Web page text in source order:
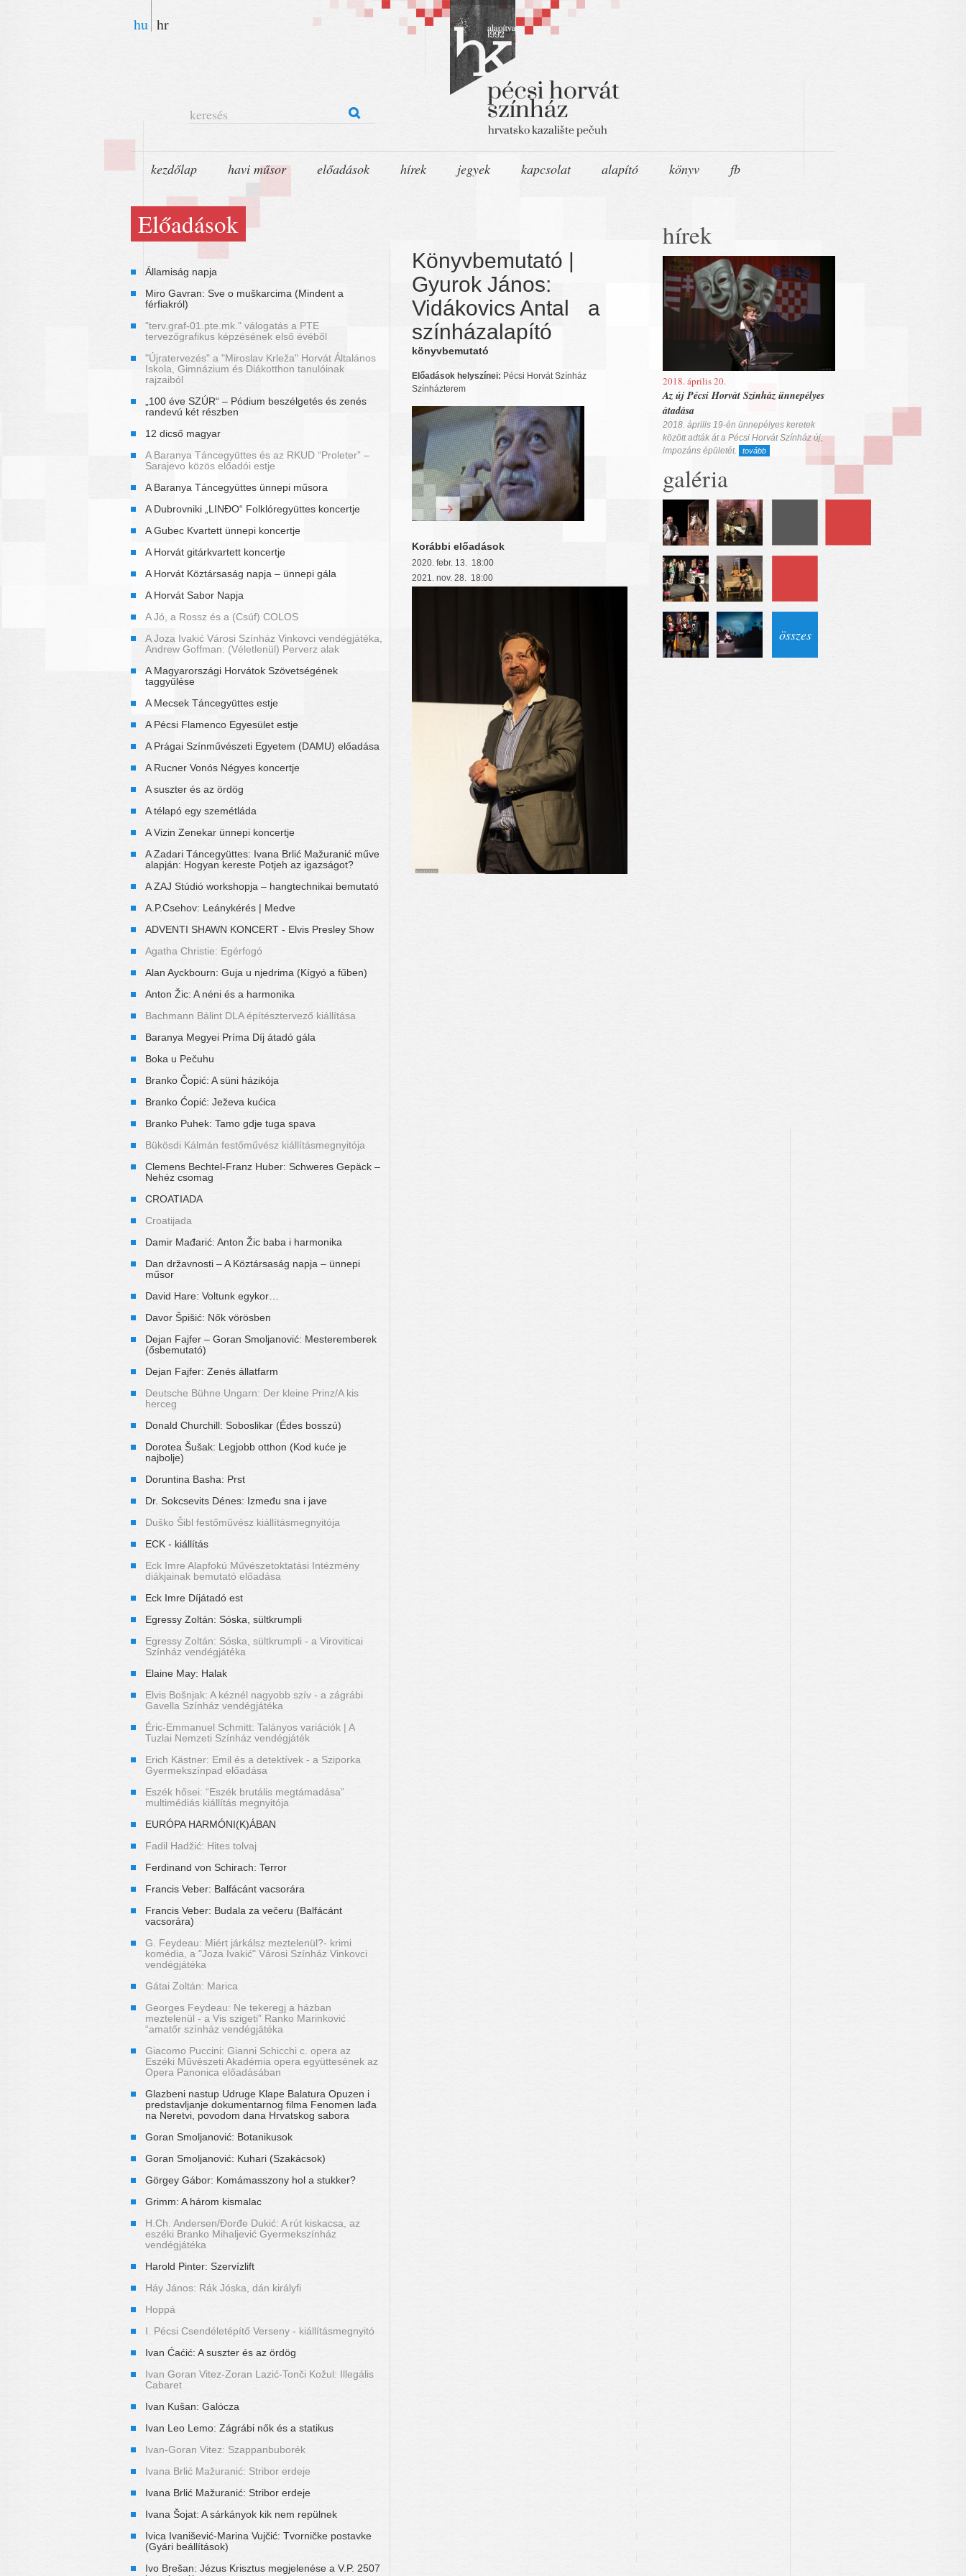
hu hr
keresés
kezdőlap havi műsor előadások hírek jegyek kapcsolat alapító könyv fb
Előadások
Államiság napja
Miro Gavran: Sve o muškarcima (Mindent a
férfiakról)
"terv.graf-01.pte.mk." válogatás a PTE
tervezőgrafikus képzésének első évéből
"Újratervezés" a "Miroslav Krleža" Horvát Általános
Iskola, Gimnázium és Diákotthon tanulóinak
rajzaiból
„100 éve SZÚR“ – Pódium beszélgetés és zenés
randevú két részben
12 dicső magyar
A Baranya Táncegyüttes és az RKUD “Proleter” –
Sarajevo közös előadói estje
A Baranya Táncegyüttes ünnepi műsora
A Dubrovniki „LINĐO“ Folklóregyüttes koncertje
A Gubec Kvartett ünnepi koncertje
A Horvát gitárkvartett koncertje
A Horvát Köztársaság napja – ünnepi gála
A Horvát Sabor Napja
A Jó, a Rossz és a (Csúf) COLOS
A Joza Ivakić Városi Színház Vinkovci vendégjátéka,
Andrew Goffman: (Véletlenül) Perverz alak
A Magyarországi Horvátok Szövetségének
taggyűlése
A Mecsek Táncegyüttes estje
A Pécsi Flamenco Egyesület estje
A Prágai Színművészeti Egyetem (DAMU) előadása
A Rucner Vonós Négyes koncertje
A suszter és az ördög
A télapó egy szemétláda
A Vizin Zenekar ünnepi koncertje
A Zadari Táncegyüttes: Ivana Brlić Mažuranić műve
alapján: Hogyan kereste Potjeh az igazságot?
A ZAJ Stúdió workshopja – hangtechnikai bemutató
A.P.Csehov: Leánykérés | Medve
ADVENTI SHAWN KONCERT - Elvis Presley Show
Agatha Christie: Egérfogó
Alan Ayckbourn: Guja u njedrima (Kígyó a fűben)
Anton Žic: A néni és a harmonika
Bachmann Bálint DLA építésztervező kiállítása
Baranya Megyei Príma Díj átadó gála
Boka u Pečuhu
Branko Čopić: A süni házikója
Branko Ćopić: Ježeva kućica
Branko Puhek: Tamo gdje tuga spava
Bükösdi Kálmán festőművész kiállításmegnyitója
Clemens Bechtel-Franz Huber: Schweres Gepäck –
Nehéz csomag
CROATIADA
Croatijada
Damir Mađarić: Anton Žic baba i harmonika
Dan državnosti – A Köztársaság napja – ünnepi
műsor
David Hare: Voltunk egykor…
Davor Špišić: Nők vörösben
Dejan Fajfer – Goran Smoljanović: Mesteremberek
(ősbemutató)
Dejan Fajfer: Zenés állatfarm
Deutsche Bühne Ungarn: Der kleine Prinz/A kis
herceg
Donald Churchill: Soboslikar (Édes bosszú)
Dorotea Šušak: Legjobb otthon (Kod kuće je
najbolje)
Doruntina Basha: Prst
Dr. Sokcsevits Dénes: Između sna i jave
Duško Šibl festőművész kiállításmegnyitója
ECK - kiállítás
Eck Imre Alapfokú Művészetoktatási Intézmény
diákjainak bemutató előadása
Eck Imre Díjátadó est
Egressy Zoltán: Sóska, sültkrumpli
Egressy Zoltán: Sóska, sültkrumpli - a Viroviticai
Színház vendégjátéka
Elaine May: Halak
Elvis Bošnjak: A kéznél nagyobb szív - a zágrábi
Gavella Színház vendégjátéka
Éric-Emmanuel Schmitt: Talányos variációk | A
Tuzlai Nemzeti Színház vendégjáték
Erich Kästner: Emil és a detektívek - a Sziporka
Gyermekszínpad előadása
Eszék hősei: “Eszék brutális megtámadása”
multimédiás kiállítás megnyitója
EURÓPA HARMÓNI(K)ÁBAN
Fadil Hadžić: Hites tolvaj
Ferdinand von Schirach: Terror
Francis Veber: Balfácánt vacsorára
Francis Veber: Budala za večeru (Balfácánt
vacsorára)
G. Feydeau: Miért járkálsz meztelenül?- krimi
komédia, a "Joza Ivakić" Városi Színház Vinkovci
vendégjátéka
Gátai Zoltán: Marica
Georges Feydeau: Ne tekeregj a házban
meztelenül - a Vis szigeti” Ranko Marinković
“amatőr színház vendégjátéka
Giacomo Puccini: Gianni Schicchi c. opera az
Eszéki Művészeti Akadémia opera együttesének az
Opera Panonica előadásában
Glazbeni nastup Udruge Klape Balatura Opuzen i
predstavljanje dokumentarnog filma Fenomen lađa
na Neretvi, povodom dana Hrvatskog sabora
Goran Smoljanović: Botanikusok
Goran Smoljanović: Kuhari (Szakácsok)
Görgey Gábor: Komámasszony hol a stukker?
Grimm: A három kismalac
H.Ch. Andersen/Đorđe Dukić: A rút kiskacsa, az
eszéki Branko Mihaljević Gyermekszínház
vendégjátéka
Harold Pinter: Szervízlift
Háy János: Rák Jóska, dán királyfi
Hoppá
I. Pécsi Csendéletépítő Verseny - kiállításmegnyitó
Ivan Ćaćić: A suszter és az ördög
Ivan Goran Vitez-Zoran Lazić-Tonči Kožul: Illegális
Cabaret
Ivan Kušan: Galócza
Ivan Leo Lemo: Zágrábi nők és a statikus
Ivan-Goran Vitez: Szappanbuborék
Ivana Brlić Mažuranić: Stribor erdeje
Ivana Brlić Mažuranić: Stribor erdeje
Ivana Šojat: A sárkányok kik nem repülnek
Ivica Ivanišević-Marina Vujčić: Tvorničke postavke
(Gyári beállítások)
Ivo Brešan: Jézus Krisztus megjelenése a V.P. 2507
Könyvbemutató |
Gyurok János:
Vidákovics Antal a
színházalapító
könyvbemutató
Előadások helyszínei: Pécsi Horvát Színház
Színházterem
Korábbi előadások
2020. febr. 13. 18:00
2021. nov. 28. 18:00
hírek
2018. április 20.
Az új Pécsi Horvát Színház ünnepélyes
átadása
2018. április 19-én ünnepélyes keretek
között adták át a Pécsi Horvát Színház új,
impozáns épületét.
tovább
galéria
összes